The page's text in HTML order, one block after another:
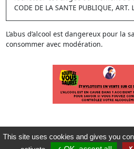
CODE DE LA SANTE PUBLIQUE,
L’abus d’alcool est dangereux pour la
consommer avec modération.
This site uses cookies and gives you